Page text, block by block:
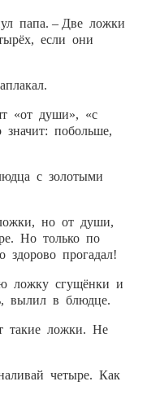
папа. – Две ложки
если они
«от души», «с
побольше,
с золотыми
но от души,
Но только по
прогадал!
сгущёнки и
вылил в блюдце.
такие ложки. Не
четыре. Как